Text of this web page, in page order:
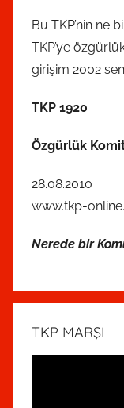
Bu TKP’nin ne
TKP’ye
girişim 2002
TKP 1920
Özgürlük
28.08.2010
www.tkp-
Nerede bir
TKP MARŞI